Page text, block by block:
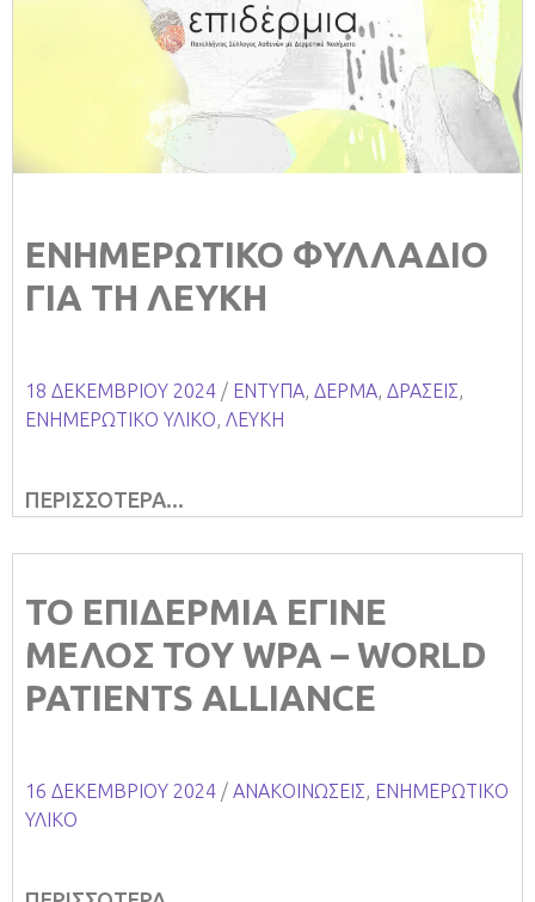
ΕΝΗΜΕΡΩΤΙΚΟ ΦΥΛΛΑΔΙΟ
ΓΙΑ ΤΗ ΛΕΥΚΗ
18 ΔΕΚΕΜΒΡΊΟΥ 2024 / ΕΝΤΥΠΑ, ΔΕΡΜΑ, ΔΡΑΣΕΙΣ,
ΕΝΗΜΕΡΩΤΙΚΟ ΥΛΙΚΟ, ΛΕΥΚΗ
ΠΕΡΙΣΣΟΤΕΡΑ...
ΤΟ ΕΠΙΔΕΡΜΙΑ ΕΓΙΝΕ
ΜΕΛΟΣ ΤΟΥ WPA – WORLD
PATIENTS ALLIANCE
16 ΔΕΚΕΜΒΡΊΟΥ 2024 / ΑΝΑΚΟΙΝΩΣΕΙΣ, ΕΝΗΜΕΡΩΤΙΚΟ
ΥΛΙΚΟ